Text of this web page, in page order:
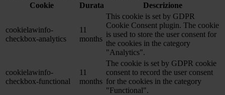
Cookie
Durata Descrizione
cookielawinfo-
checkbox-analytics
11
months
This cookie is set by GDPR
Cookie Consent plugin. The cookie
is used to store the user consent for
the cookies in the category
"Analytics".
cookielawinfo-
checkbox-functional
11
months
The cookie is set by GDPR cookie
consent to record the user consent
for the cookies in the category
"Functional".